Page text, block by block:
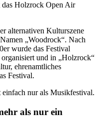
Holzrock Open Air
alternativen Kulturszene
„Woodrock“. Nach
wurde das Festival
und in „Holzrock“
ehrenamtliches
Festival.
nur als Musikfestival.
als nur ein